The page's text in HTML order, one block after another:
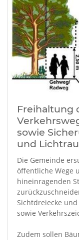
Freihaltung
sowie
und
Die Gemeinde
öffentliche Wege
hineinragenden
Sichtdreiecke
sowie
Zudem sollen